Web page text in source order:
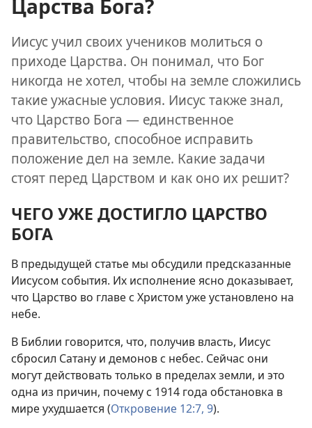
Царства Бога?
Иисус учил своих учеников молиться о
приходе Царства. Он понимал, что Бог
никогда не хотел, чтобы на земле сложились
такие ужасные условия. Иисус также знал,
что Царство Бога — единственное
правительство, способное исправить
положение дел на земле. Какие задачи
стоят перед Царством и как оно их решит?
ЧЕГО УЖЕ ДОСТИГЛО ЦАРСТВО
БОГА
В предыдущей статье мы обсудили предсказанные
Иисусом события. Их исполнение ясно доказывает,
что Царство во главе с Христом уже установлено на
небе.
В Библии говорится, что, получив власть, Иисус
сбросил Сатану и демонов с небес. Сейчас они
могут действовать только в пределах земли, и это
одна из причин, почему с 1914 года обстановка в
мире ухудшается (Откровение 12:7, 9).